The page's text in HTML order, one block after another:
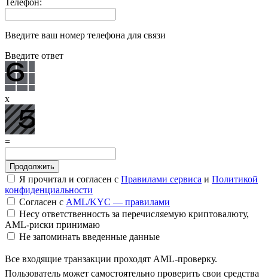
Введите ваш номер телефона для связи
Введите ответ
x
=
Я прочитал и согласен с Правилами сервиса и Политикой
конфиденциальности
Согласен с AML/KYC — правилами
Несу ответственность за перечисляемую криптовалюту,
AML-риски принимаю
Не запоминать введенные данные
Все входящие транзакции проходят AML-проверку.
Пользователь может самостоятельно проверить свои средства